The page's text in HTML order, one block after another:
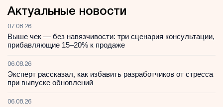
Актуальные новости
07.08.26
Выше чек — без навязчивости: три сценария консультации,
прибавляющие 15–20% к продаже
06.08.26
Эксперт рассказал, как избавить разработчиков от стресса
при выпуске обновлений
06.08.26